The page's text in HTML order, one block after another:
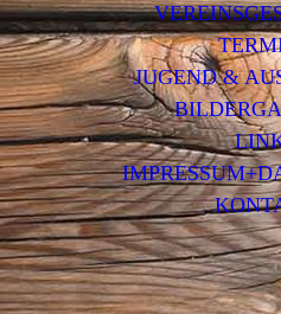
JUGEND &